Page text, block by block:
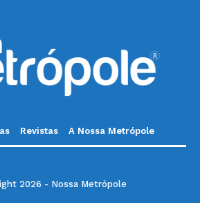
Revistas A Nossa Metrópole
2026 - Nossa Metrópole